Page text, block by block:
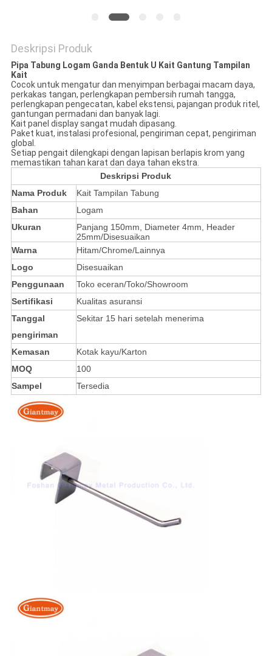
Deskripsi Produk
Pipa Tabung Logam Ganda Bentuk U Kait Gantung Tampilan
Kait
Cocok untuk mengatur dan menyimpan berbagai macam daya,
perkakas tangan, perlengkapan pembersih rumah tangga,
perlengkapan pengecatan, kabel ekstensi, pajangan produk ritel,
gantungan permadani dan banyak lagi.
Kait panel display sangat mudah dipasang.
Paket kuat, instalasi profesional, pengiriman cepat, pengiriman
global.
Setiap pengait dilengkapi dengan lapisan berlapis krom yang
memastikan tahan karat dan daya tahan ekstra.
Deskripsi Produk
Nama Produk
Kait Tampilan Tabung
Bahan
Logam
Ukuran
Panjang 150mm, Diameter 4mm, Header
25mm/Disesuaikan
Warna
Hitam/Chrome/Lainnya
Logo
Disesuaikan
Penggunaan
Toko eceran/Toko/Showroom
Sertifikasi
Kualitas asuransi
Tanggal
pengiriman
Sekitar 15 hari setelah menerima
Kemasan
Kotak kayu/Karton
MOQ
100
Sampel
Tersedia